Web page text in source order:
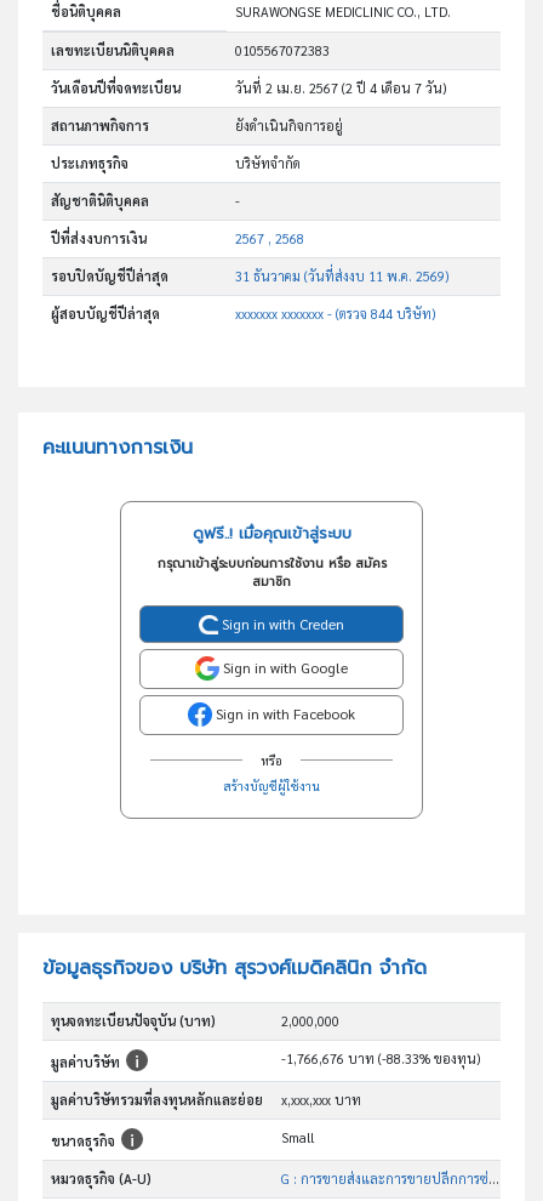
ชื่อนิติบุคคล SURAWONGSE MEDICLINIC CO., LTD.
เลขทะเบียนนิติบุคคล 0105567072383
วันเดือนปีที่จดทะเบียน วันที่ 2 เม.ย. 2567(2 ปี 4 เดือน 7 วัน)
สถานภาพกิจการ ยังดำเนินกิจการอยู่
ประเภทธุรกิจ บริษัทจำกัด
สัญชาตินิติบุคคล -
ปีที่ส่งงบการเงิน 2567 , 2568
รอบปิดบัญชีปีล่าสุด 31 ธันวาคม (วันที่ส่งงบ 11 พ.ค. 2569)
ผู้สอบบัญชีปีล่าสุด xxxxxxx xxxxxxx - (ตรวจ 844 บริษัท)
คะแนนทางการเงิน
ดูฟรี..! เมื่อคุณเข้าสู่ระบบ
กรุณาเข้าสู่ระบบก่อนการใช้งาน หรือ สมัคร
สมาชิก
Sign in with Creden
Sign in with Google
Sign in with Facebook
หรือ
สร้างบัญชีผู้ใช้งาน
ข้อมูลธุรกิจของ บริษัท สุรวงศ์เมดิคลินิก จำกัด
ทุนจดทะเบียนปัจจุบัน (บาท) 2,000,000
มูลค่าบริษัท -1,766,676 บาท (-88.33% ของทุน)
มูลค่าบริษัทรวมที่ลงทุนหลักและย่อย x,xxx,xxx บาท
ขนาดธุรกิจ Small
หมวดธุรกิจ (A-U) G : การขายส่งและการขายปลีกการซ่อมยานยนต์และ จักรยานยนต์